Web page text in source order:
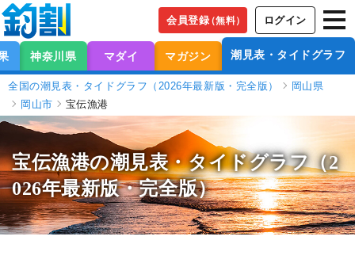
会員登録（無料） ログイン
神奈川県 マダイ マガジン 潮見表・タイドグラフ
全国の潮見表・タイドグラフ（2026年最新版・完全版）
岡山県
岡山市
宝伝漁港
宝伝漁港の潮見表・タイドグラフ（2
026年最新版・完全版）